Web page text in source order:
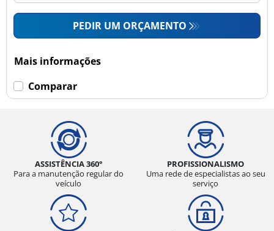
PEDIR UM ORÇAMENTO
Mais informações
Comparar
ASSISTÊNCIA 360°
Para a manutenção regular do
veículo
PROFISSIONALISMO
Uma rede de especialistas ao seu
serviço